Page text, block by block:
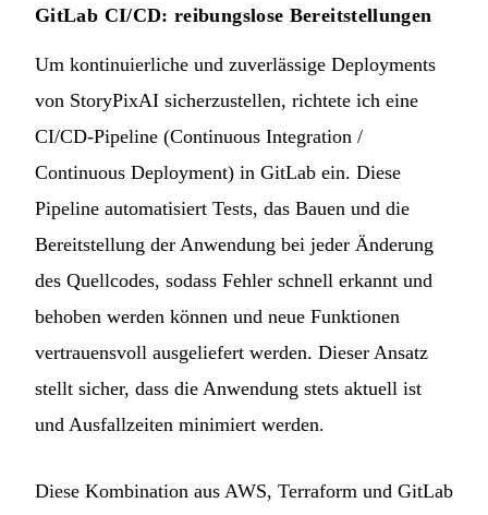
GitLab CI/CD: reibungslose Bereitstellungen
Um kontinuierliche und zuverlässige Deployments
von StoryPixAI sicherzustellen, richtete ich eine
CI/CD-Pipeline (Continuous Integration /
Continuous Deployment) in GitLab ein. Diese
Pipeline automatisiert Tests, das Bauen und die
Bereitstellung der Anwendung bei jeder Änderung
des Quellcodes, sodass Fehler schnell erkannt und
behoben werden können und neue Funktionen
vertrauensvoll ausgeliefert werden. Dieser Ansatz
stellt sicher, dass die Anwendung stets aktuell ist
und Ausfallzeiten minimiert werden.
Diese Kombination aus AWS, Terraform und GitLab